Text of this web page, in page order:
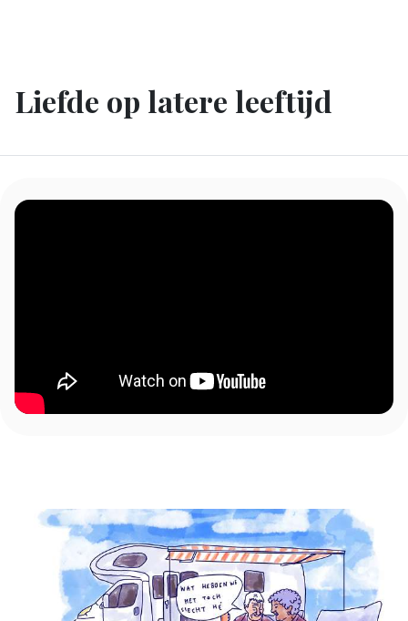
Liefde op latere leeftijd